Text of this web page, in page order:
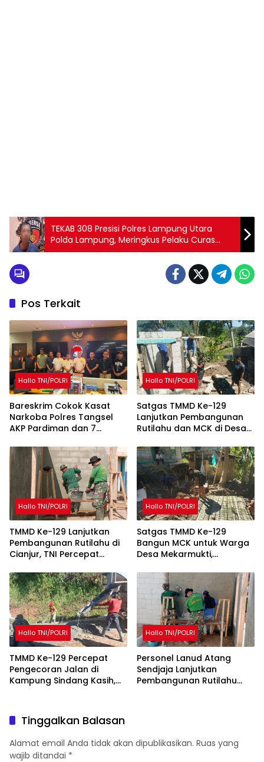
TEKAB 308 Presisi Polres Lampung Utara
Polda Lampung, Meringkus Pelaku Curas
Yang Kabur Ke Wilayah Jawa Barat
Pos Terkait
Hallo TNI/POLRI
Bareskrim Cokok Kasat
Narkoba Polres Tangsel
AKP Pardiman dan 7
Hallo TNI/POLRI
Satgas TMMD Ke-129
Lanjutkan Pembangunan
Rutilahu dan MCK di Desa
Hallo TNI/POLRI
TMMD Ke-129 Lanjutkan
Pembangunan Rutilahu di
Cianjur, TNI Percepat
Hunian Warga
Hallo TNI/POLRI
Satgas TMMD Ke-129
Bangun MCK untuk Warga
Desa Mekarmukti,
Layak
Hallo TNI/POLRI
TMMD Ke-129 Percepat
Pengecoran Jalan di
Kampung Sindang Kasih,
Hallo TNI/POLRI
Personel Lanud Atang
Sendjaja Lanjutkan
Pembangunan Rutilahu
Tinggalkan Balasan
Alamat email Anda tidak akan dipublikasikan. Ruas yang
wajib ditandai *